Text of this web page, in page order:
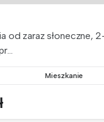
od zaraz słoneczne,
Mieszkanie